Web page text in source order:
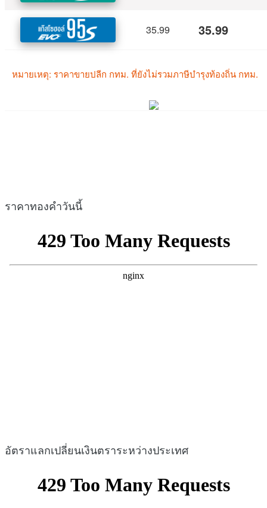
ราคาทองคำวันนี้
อัตราแลกเปลี่ยนเงินตราระหว่างประเทศ